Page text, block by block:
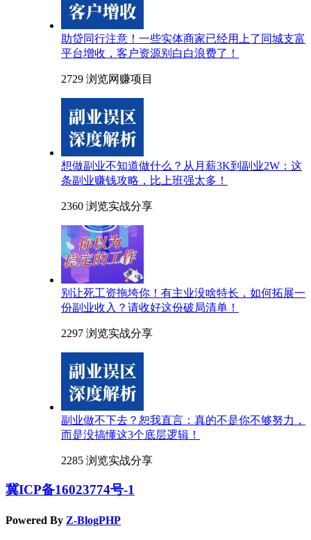
助贷同行注意！一些实体商家已经用上了同城支富
平台增收，客户资源别白白浪费了！
2729 浏览网赚项目
想做副业不知道做什么？从月薪3K到副业2W：这
条副业赚钱攻略，比上班强太多！
2360 浏览实战分享
别让死工资拖垮你！有主业没啥特长，如何拓展一
份副业收入？请收好这份破局清单！
2297 浏览实战分享
副业做不下去？恕我直言：真的不是你不够努力，
而是没搞懂这3个底层逻辑！
2285 浏览实战分享
冀ICP备16023774号-1
Powered By Z-BlogPHP